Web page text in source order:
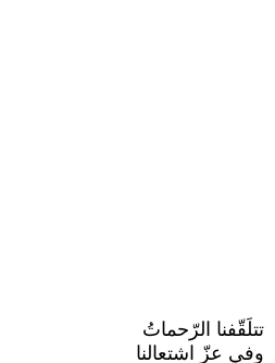
تتلَقّفنا الرّحماتُ
وفي عزّ اشتعالنا